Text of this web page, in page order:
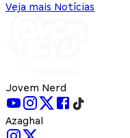
Veja mais Notícias
Jovem Nerd
Azaghal